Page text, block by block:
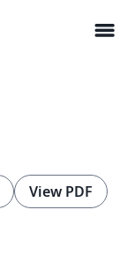
menu
View PDF